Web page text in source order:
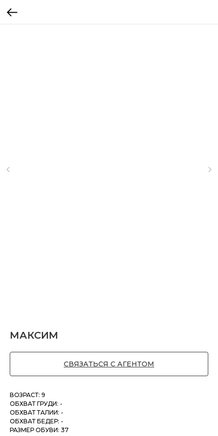
МАКСИМ
СВЯЗАТЬСЯ С АГЕНТОМ
ВОЗРАСТ: 9
ОБХВАТ ГРУДИ: -
ОБХВАТ ТАЛИИ: -
ОБХВАТ БЕДЕР: -
РАЗМЕР ОБУВИ: 37